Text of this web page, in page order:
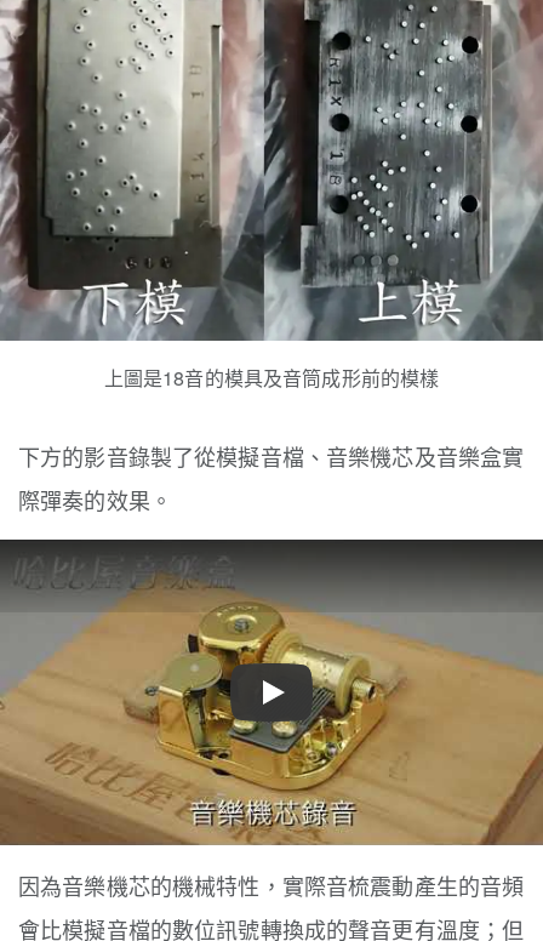
上圖是18音的模具及音筒成形前的模樣
下方的影音錄製了從模擬音檔、音樂機芯及音樂盒實
際彈奏的效果。
Play
因為音樂機芯的機械特性，實際音梳震動產生的音頻
會比模擬音檔的數位訊號轉換成的聲音更有溫度；但